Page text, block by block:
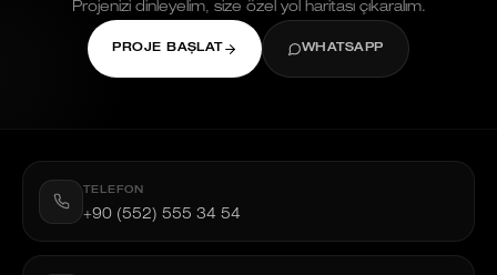
Projenizi dinleyelim, size özel yol haritası çıkaralım.
PROJE BAŞLAT WHATSAPP
TELEFON
+90 (552) 555 34 54